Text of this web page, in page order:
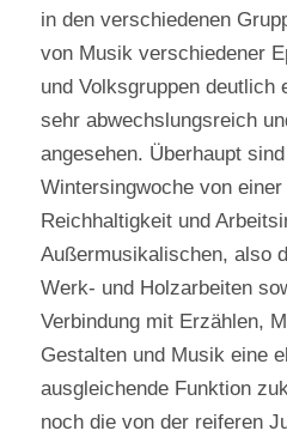
in den verschiedenen
von Musik verschiedener
und Volksgruppen deutlich
sehr abwechslungsreich
angesehen. Überhaupt
Wintersingwoche von einer
Reichhaltigkeit und
Außermusikalischen, also
Werk- und Holzarbeiten
Verbindung mit Erzählen,
Gestalten und Musik eine
ausgleichende Funktion
noch die von der reiferen